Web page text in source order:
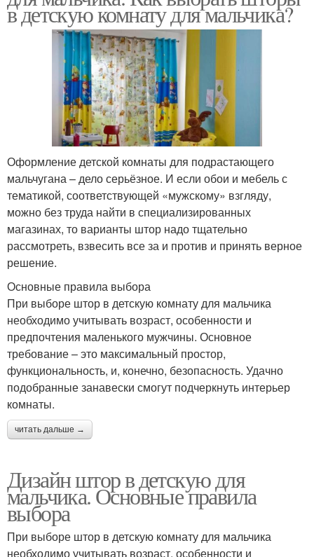
в детскую комнату для мальчика?
Оформление детской комнаты для подрастающего
мальчугана – дело серьёзное. И если обои и мебель с
тематикой, соответствующей «мужскому» взгляду,
можно без труда найти в специализированных
магазинах, то варианты штор надо тщательно
рассмотреть, взвесить все за и против и принять верное
решение.
Основные правила выбора
При выборе штор в детскую комнату для мальчика
необходимо учитывать возраст, особенности и
предпочтения маленького мужчины. Основное
требование – это максимальный простор,
функциональность, и, конечно, безопасность. Удачно
подобранные занавески смогут подчеркнуть интерьер
комнаты.
читать дальше →
Дизайн штор в детскую для
мальчика. Основные правила
выбора
При выборе штор в детскую комнату для мальчика
необходимо учитывать возраст, особенности и